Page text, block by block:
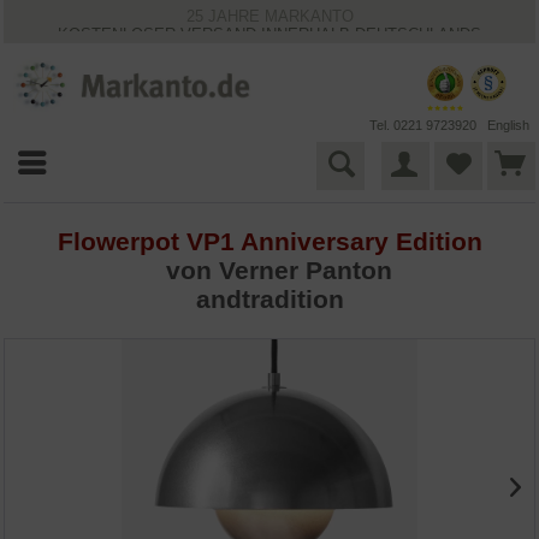
KOSTENLOSER VERSAND INNERHALB DEUTSCHLANDS
VIELFÄLTIGE ZAHLUNGSMÖGLICHKEITEN
BESTPRICE-GARANTIE
Tel. 0221 9723920 English
Flowerpot VP1 Anniversary Edition
von Verner Panton
andtradition